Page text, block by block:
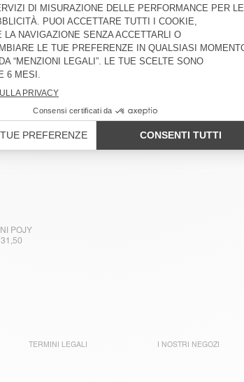
POJY
TERMINI LEGALI I NOSTRI NEGOZI